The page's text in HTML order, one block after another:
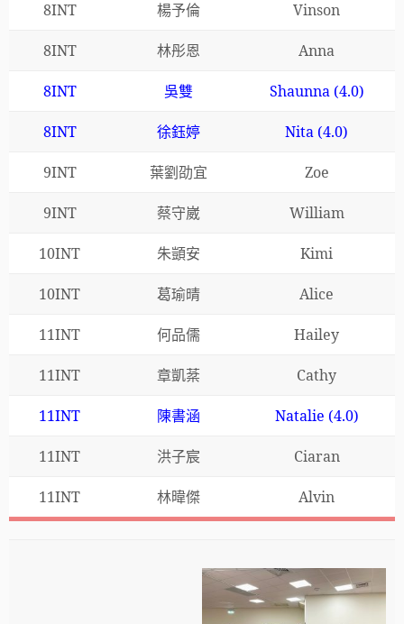
8INT 楊予倫 Vinson
8INT 林彤恩 Anna
8INT 吳雙 Shaunna (4.0)
8INT 徐鈺婷 Nita (4.0)
9INT 葉劉劭宜 Zoe
9INT 蔡守崴 William
10INT 朱顗安 Kimi
10INT 葛瑜晴 Alice
11INT 何品儒 Hailey
11INT 章凱棻 Cathy
11INT 陳書涵 Natalie (4.0)
11INT 洪子宸 Ciaran
11INT 林暐傑 Alvin